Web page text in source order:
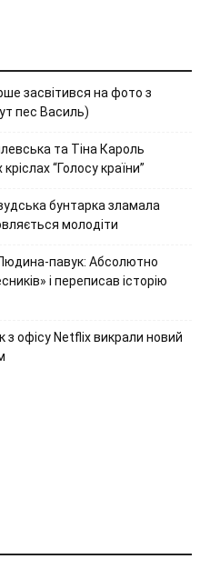
засвітився на фото з
пес Василь)
та Тіна Кароль
“Голосу країни”
бунтарка зламала
молодіти
павук: Абсолютно
і переписав історію
з офісу Netflix викрали новий